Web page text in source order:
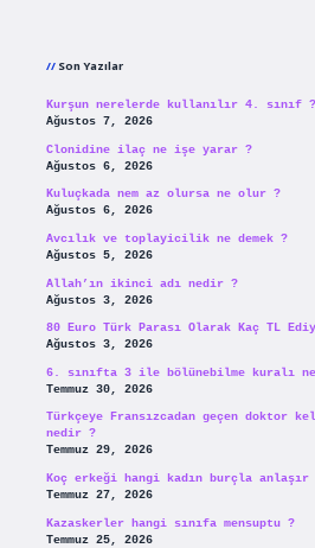
Son Yazılar
Kurşun nerelerde kullanılır 4. sınıf ?
Ağustos 7, 2026
Clonidine ilaç ne işe yarar ?
Ağustos 6, 2026
Kuluçkada nem az olursa ne olur ?
Ağustos 6, 2026
Avcılık ve toplayicilik ne demek ?
Ağustos 5, 2026
Allah’ın ikinci adı nedir ?
Ağustos 3, 2026
80 Euro Türk Parası Olarak Kaç TL
Ağustos 3, 2026
6. sınıfta 3 ile bölünebilme kuralı
Temmuz 30, 2026
Türkçeye Fransızcadan geçen doktor
nedir ?
Temmuz 29, 2026
Koç erkeği hangi kadın burçla anlaşır
Temmuz 27, 2026
Kazaskerler hangi sınıfa mensuptu ?
Temmuz 25, 2026